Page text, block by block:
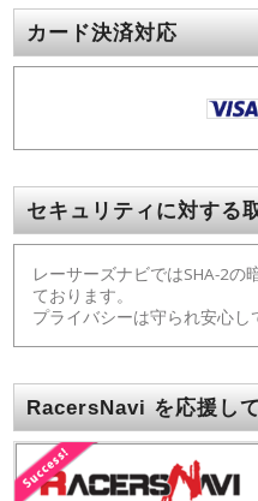
カード決済対応
セキュリティに対する
レーサーズナビではSHA-2の
ております。
プライバシーは守られ安心し
RacersNavi を応援し